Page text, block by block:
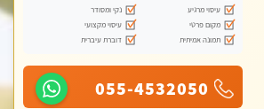
עיסוי מרגיע
נקי ומסודר
מקום פרטי
עיסוי מקצועי
תמונה אמיתית
דוברת עיברית
055-4532050